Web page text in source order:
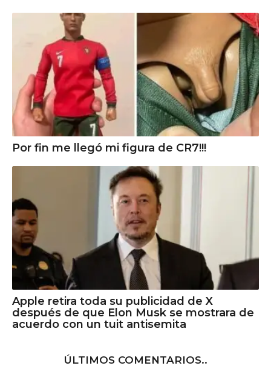
Por fin me llegó mi figura de CR7!!!
Apple retira toda su publicidad de X
después de que Elon Musk se mostrara de
acuerdo con un tuit antisemita
ÚLTIMOS COMENTARIOS..